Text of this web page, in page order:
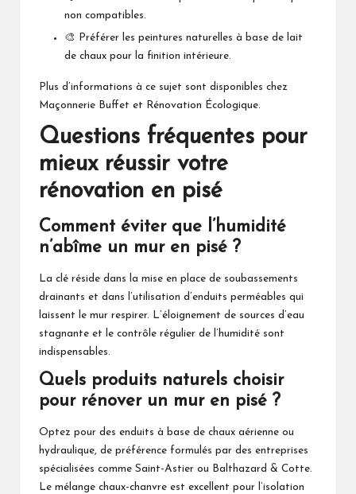
non compatibles.
🎨 Préférer les peintures naturelles à base de lait
de chaux pour la finition intérieure.
Plus d’informations à ce sujet sont disponibles chez
Maçonnerie Buffet et Rénovation Écologique.
Questions fréquentes pour
mieux réussir votre
rénovation en pisé
Comment éviter que l’humidité
n’abîme un mur en pisé ?
La clé réside dans la mise en place de soubassements
drainants et dans l’utilisation d’enduits perméables qui
laissent le mur respirer. L’éloignement de sources d’eau
stagnante et le contrôle régulier de l’humidité sont
indispensables.
Quels produits naturels choisir
pour rénover un mur en pisé ?
Optez pour des enduits à base de chaux aérienne ou
hydraulique, de préférence formulés par des entreprises
spécialisées comme Saint-Astier ou Balthazard & Cotte.
Le mélange chaux-chanvre est excellent pour l’isolation